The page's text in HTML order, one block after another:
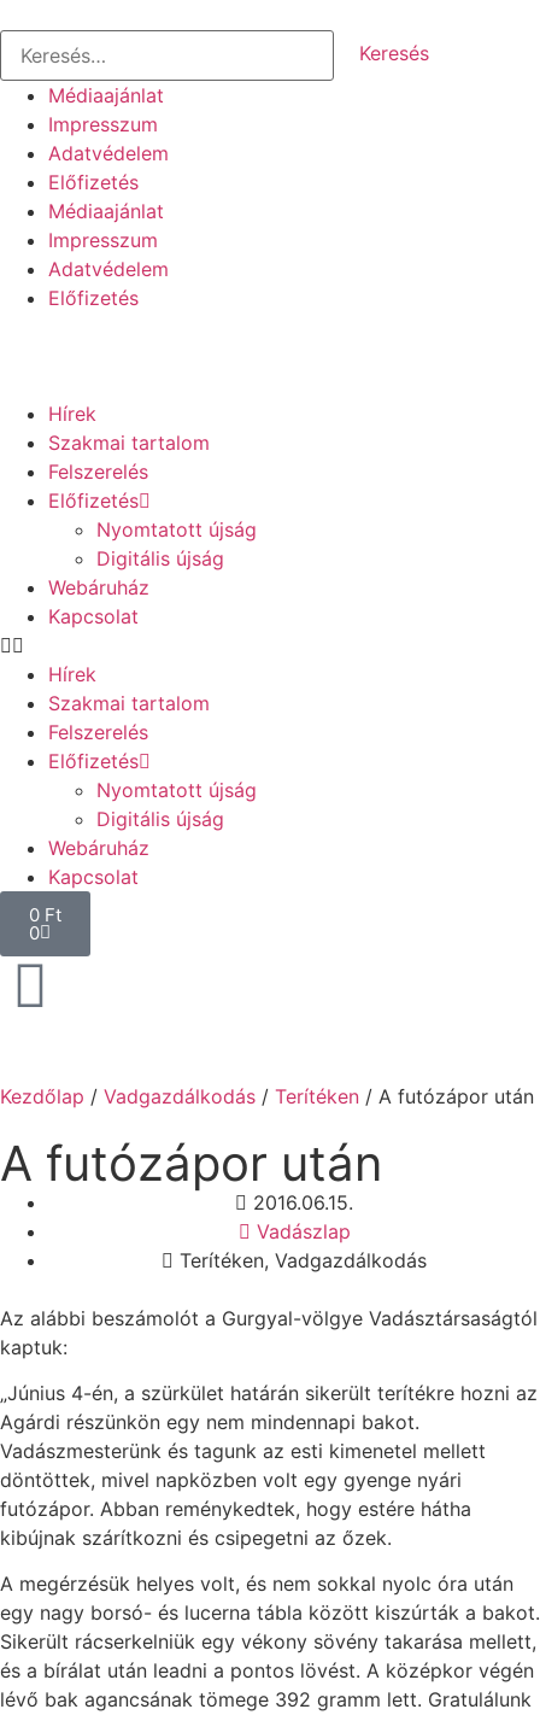
Médiaajánlat
Impresszum
Adatvédelem
Előfizetés
Médiaajánlat
Impresszum
Adatvédelem
Előfizetés
Hírek
Szakmai tartalom
Felszerelés
Előfizetés
Nyomtatott újság
Digitális újság
Webáruház
Kapcsolat
Hírek
Szakmai tartalom
Felszerelés
Előfizetés
Nyomtatott újság
Digitális újság
Webáruház
Kapcsolat
0 Ft
0
Kezdőlap / Vadgazdálkodás / Terítéken / A futózápor után
A futózápor után
2016.06.15.
Vadászlap
Terítéken, Vadgazdálkodás
Az alábbi beszámolót a Gurgyal-völgye Vadásztársaságtól
kaptuk:
„Június 4-én, a szürkület határán sikerült terítékre hozni az
Agárdi részünkön egy nem mindennapi bakot.
Vadászmesterünk és tagunk az esti kimenetel mellett
döntöttek, mivel napközben volt egy gyenge nyári
futózápor. Abban reménykedtek, hogy estére hátha
kibújnak szárítkozni és csipegetni az őzek.
A megérzésük helyes volt, és nem sokkal nyolc óra után
egy nagy borsó- és lucerna tábla között kiszúrták a bakot.
Sikerült rácserkelniük egy vékony sövény takarása mellett,
és a bírálat után leadni a pontos lövést. A középkor végén
lévő bak agancsának tömege 392 gramm lett. Gratulálunk